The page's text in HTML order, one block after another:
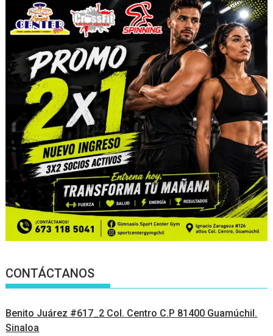
CONTÁCTANOS
Benito Juárez #617_2 Col. Centro C.P 81400 Guamúchil.
Sinaloa